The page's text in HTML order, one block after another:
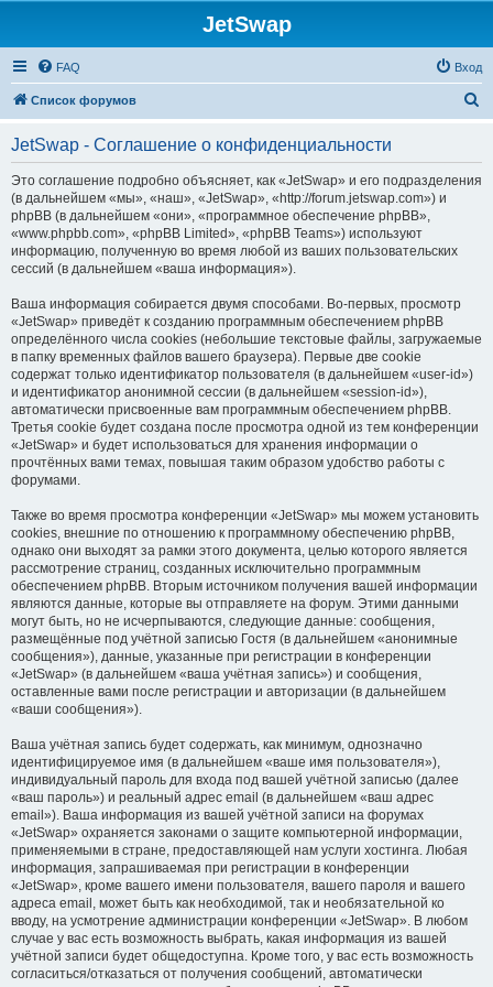
JetSwap
FAQ Вход
Список форумов
JetSwap - Соглашение о конфиденциальности
Это соглашение подробно объясняет, как «JetSwap» и его подразделения
(в дальнейшем «мы», «наш», «JetSwap», «http://forum.jetswap.com») и
phpBB (в дальнейшем «они», «программное обеспечение phpBB»,
«www.phpbb.com», «phpBB Limited», «phpBB Teams») используют
информацию, полученную во время любой из ваших пользовательских
сессий (в дальнейшем «ваша информация»).
Ваша информация собирается двумя способами. Во-первых, просмотр
«JetSwap» приведёт к созданию программным обеспечением phpBB
определённого числа cookies (небольшие текстовые файлы, загружаемые
в папку временных файлов вашего браузера). Первые две cookie
содержат только идентификатор пользователя (в дальнейшем «user-id»)
и идентификатор анонимной сессии (в дальнейшем «session-id»),
автоматически присвоенные вам программным обеспечением phpBB.
Третья cookie будет создана после просмотра одной из тем конференции
«JetSwap» и будет использоваться для хранения информации о
прочтённых вами темах, повышая таким образом удобство работы с
форумами.
Также во время просмотра конференции «JetSwap» мы можем установить
cookies, внешние по отношению к программному обеспечению phpBB,
однако они выходят за рамки этого документа, целью которого является
рассмотрение страниц, созданных исключительно программным
обеспечением phpBB. Вторым источником получения вашей информации
являются данные, которые вы отправляете на форум. Этими данными
могут быть, но не исчерпываются, следующие данные: сообщения,
размещённые под учётной записью Гостя (в дальнейшем «анонимные
сообщения»), данные, указанные при регистрации в конференции
«JetSwap» (в дальнейшем «ваша учётная запись») и сообщения,
оставленные вами после регистрации и авторизации (в дальнейшем
«ваши сообщения»).
Ваша учётная запись будет содержать, как минимум, однозначно
идентифицируемое имя (в дальнейшем «ваше имя пользователя»),
индивидуальный пароль для входа под вашей учётной записью (далее
«ваш пароль») и реальный адрес email (в дальнейшем «ваш адрес
email»). Ваша информация из вашей учётной записи на форумах
«JetSwap» охраняется законами о защите компьютерной информации,
применяемыми в стране, предоставляющей нам услуги хостинга. Любая
информация, запрашиваемая при регистрации в конференции
«JetSwap», кроме вашего имени пользователя, вашего пароля и вашего
адреса email, может быть как необходимой, так и необязательной ко
вводу, на усмотрение администрации конференции «JetSwap». В любом
случае у вас есть возможность выбрать, какая информация из вашей
учётной записи будет общедоступна. Кроме того, у вас есть возможность
согласиться/отказаться от получения сообщений, автоматически